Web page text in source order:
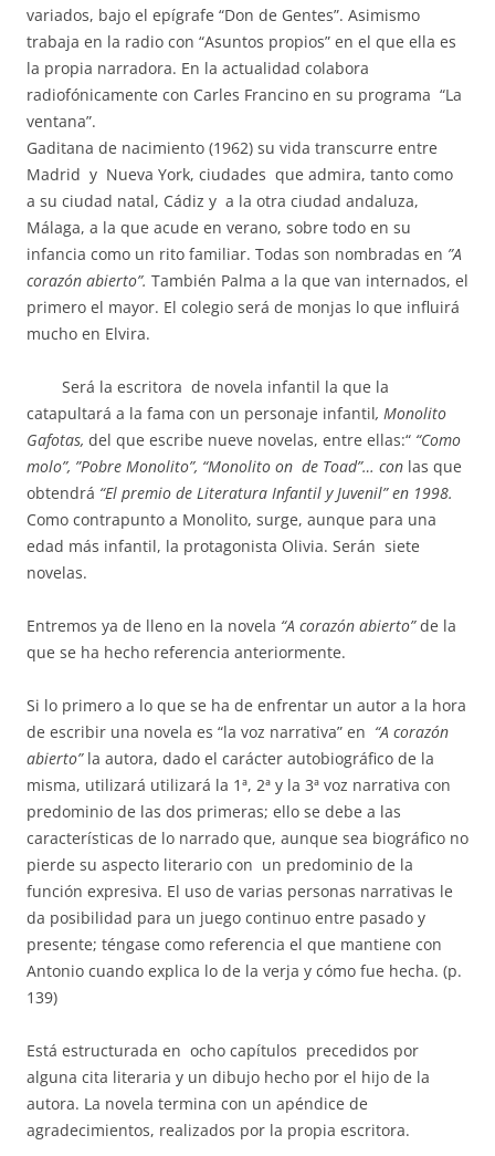
variados, bajo el epígrafe “Don de Gentes”. Asimismo
trabaja en la radio con “Asuntos propios” en el que ella es
la propia narradora. En la actualidad colabora
radiofónicamente con Carles Francino en su programa “La
ventana”.
Gaditana de nacimiento (1962) su vida transcurre entre
Madrid y Nueva York, ciudades que admira, tanto como
a su ciudad natal, Cádiz y a la otra ciudad andaluza,
Málaga, a la que acude en verano, sobre todo en su
infancia como un rito familiar. Todas son nombradas en ”A
corazón abierto”. También Palma a la que van internados, el
primero el mayor. El colegio será de monjas lo que influirá
mucho en Elvira.
Será la escritora de novela infantil la que la
catapultará a la fama con un personaje infantil, Monolito
Gafotas, del que escribe nueve novelas, entre ellas:“ “Como
molo”, ”Pobre Monolito”, “Monolito on de Toad”… con las que
obtendrá “El premio de Literatura Infantil y Juvenil” en 1998.
Como contrapunto a Monolito, surge, aunque para una
edad más infantil, la protagonista Olivia. Serán siete
novelas.
Entremos ya de lleno en la novela “A corazón abierto”de la
que se ha hecho referencia anteriormente.
Si lo primero a lo que se ha de enfrentar un autor a la hora
de escribir una novela es “la voz narrativa” en “A corazón
abierto”la autora, dado el carácter autobiográfico de la
misma, utilizará utilizará la 1ª, 2ª y la 3ª voz narrativa con
predominio de las dos primeras; ello se debe a las
características de lo narrado que, aunque sea biográfico no
pierde su aspecto literario con un predominio de la
función expresiva. El uso de varias personas narrativas le
da posibilidad para un juego continuo entre pasado y
presente; téngase como referencia el que mantiene con
Antonio cuando explica lo de la verja y cómo fue hecha. (p.
139)
Está estructurada en ocho capítulos precedidos por
alguna cita literaria y un dibujo hecho por el hijo de la
autora. La novela termina con un apéndice de
agradecimientos, realizados por la propia escritora.